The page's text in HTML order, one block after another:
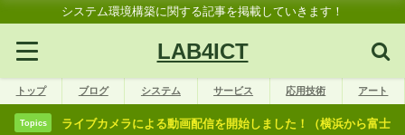
システム環境構築に関する記事を掲載していきます！
LAB4ICT
トップ ブログ システム サービス 応用技術 アート
Topics
ライブカメラによる動画配信を開始しました！（横浜から富士